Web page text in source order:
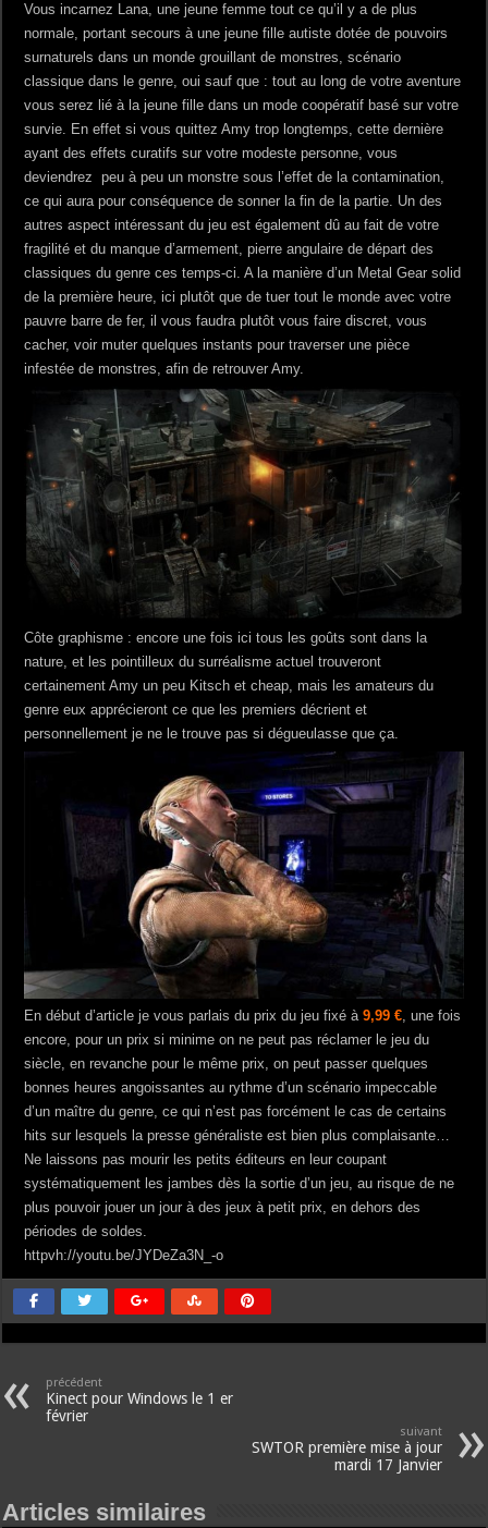
Vous incarnez Lana, une jeune femme tout ce qu’il y a de plus
normale, portant secours à une jeune fille autiste dotée de pouvoirs
surnaturels dans un monde grouillant de monstres, scénario
classique dans le genre, oui sauf que : tout au long de votre aventure
vous serez lié à la jeune fille dans un mode coopératif basé sur votre
survie. En effet si vous quittez Amy trop longtemps, cette dernière
ayant des effets curatifs sur votre modeste personne, vous
deviendrez peu à peu un monstre sous l’effet de la contamination,
ce qui aura pour conséquence de sonner la fin de la partie. Un des
autres aspect intéressant du jeu est également dû au fait de votre
fragilité et du manque d’armement, pierre angulaire de départ des
classiques du genre ces temps-ci. A la manière d’un Metal Gear solid
de la première heure, ici plutôt que de tuer tout le monde avec votre
pauvre barre de fer, il vous faudra plutôt vous faire discret, vous
cacher, voir muter quelques instants pour traverser une pièce
infestée de monstres, afin de retrouver Amy.
Côte graphisme : encore une fois ici tous les goûts sont dans la
nature, et les pointilleux du surréalisme actuel trouveront
certainement Amy un peu Kitsch et cheap, mais les amateurs du
genre eux apprécieront ce que les premiers décrient et
personnellement je ne le trouve pas si dégueulasse que ça.
En début d’article je vous parlais du prix du jeu fixé à9,99 €, une fois
encore, pour un prix si minime on ne peut pas réclamer le jeu du
siècle, en revanche pour le même prix, on peut passer quelques
bonnes heures angoissantes au rythme d’un scénario impeccable
d’un maître du genre, ce qui n’est pas forcément le cas de certains
hits sur lesquels la presse généraliste est bien plus complaisante…
Ne laissons pas mourir les petits éditeurs en leur coupant
systématiquement les jambes dès la sortie d’un jeu, au risque de ne
plus pouvoir jouer un jour à des jeux à petit prix, en dehors des
périodes de soldes.
httpvh://youtu.be/JYDeZa3N_-o
précédent
Kinect pour Windows le 1 er
février
suivant
SWTOR première mise à jour
mardi 17 Janvier
Articles similaires